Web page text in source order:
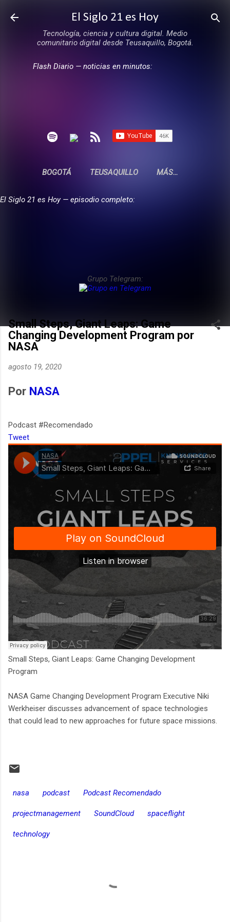
Ir al contenido principal
El Siglo 21 es Hoy
Tecnología, ciencia y cultura digital. Medio
comunitario digital desde Teusaquillo, Bogotá.
Flash Diario — noticias en minutos:
BOGOTÁ TEUSAQUILLO MÁS…
El Siglo 21 es Hoy — episodio completo:
Grupo Telegram:
Small Steps, Giant Leaps: Game
Changing Development Program por
NASA
agosto 19, 2020
Por NASA
Podcast #Recomendado
Tweet
Small Steps, Giant Leaps: Game Changing Development
Program
NASA Game Changing Development Program Executive Niki
Werkheiser discusses advancement of space technologies
that could lead to new approaches for future space missions.​
nasa podcast Podcast Recomendado
projectmanagement SoundCloud spaceflight
technology